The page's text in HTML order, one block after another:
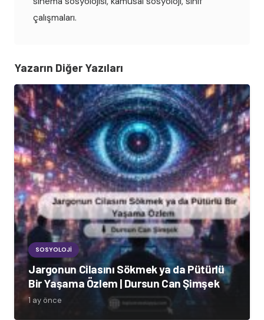
çalışmaları.
Yazarın Diğer Yazıları
SOSYOLOJI
Jargonun Cilasını Sökmek ya da Pütürlü
Bir Yaşama Özlem | Dursun Can Şimşek
1 ay önce